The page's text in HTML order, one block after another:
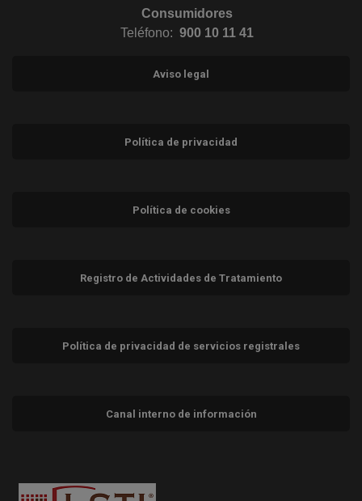
Consumidores
Teléfono: 900 10 11 41
Aviso legal
Política de privacidad
Política de cookies
Registro de Actividades de Tratamiento
Política de privacidad de servicios registrales
Canal interno de información